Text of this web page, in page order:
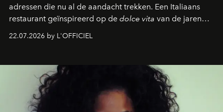
adressen die nu al de aandacht trekken. Een Italiaans
restaurant geïnspireerd op de dolce vita van de jaren
verandert in een bruisende ontmoetingsplek en de
neerstrijkt in Saint-Tropez. Dit zijn de nieuwe adressen
die deze zomer de toon zetten, van lange lunches tot
zwoele nachten.
22.07.2026 by L'OFFICIEL